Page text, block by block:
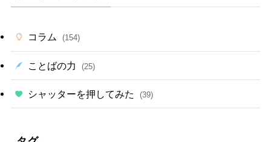
コラム (154)
ことばの力 (25)
シャッターを押してみた (39)